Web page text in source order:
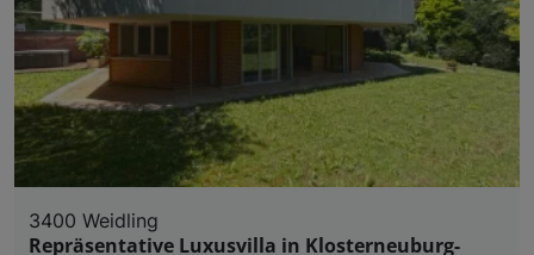
3400 Weidling
Repräsentative Luxusvilla in Klosterneuburg-